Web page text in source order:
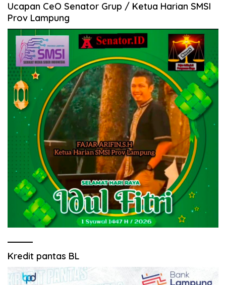
Ucapan CeO Senator Grup / Ketua Harian SMSI
Prov Lampung
Kredit pantas BL